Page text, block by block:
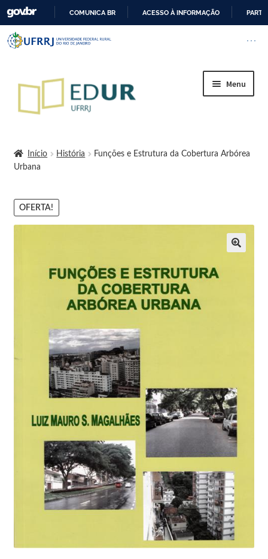
R
O
D
COMUNICA BR ACESSO À INFORMAÇÃO
Pular barra institucional
Barra institucional da
Menu
A Editora
Regimento Interno da Editora da UFRRJ
Conselho Editorial
Contato
Demanda contínua
Editais de submissão
Finalizar compra
Loja
Início História
Funções e Estrutura da Cobertura Arbórea
Urbana
OFERTA!